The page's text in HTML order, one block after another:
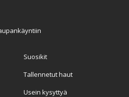
Suosikit
Tallennetut haut
Usein kysyttyä